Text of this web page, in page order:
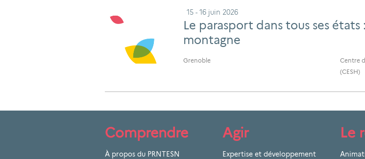
15 - 16 juin 2026
Le parasport dans tous ses
montagne
Grenoble
Centre
(CESH)
Comprendre
À propos du PRNTESN
Agir
Expertise et développement
Le